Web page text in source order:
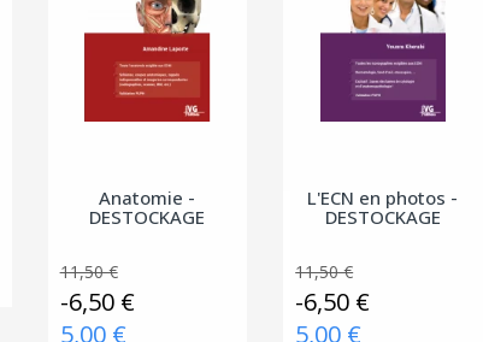
Anatomie -
DESTOCKAGE
11,50 €
-6,50 €
5,00 €
L'ECN en photos -
DESTOCKAGE
11,50 €
-6,50 €
5,00 €